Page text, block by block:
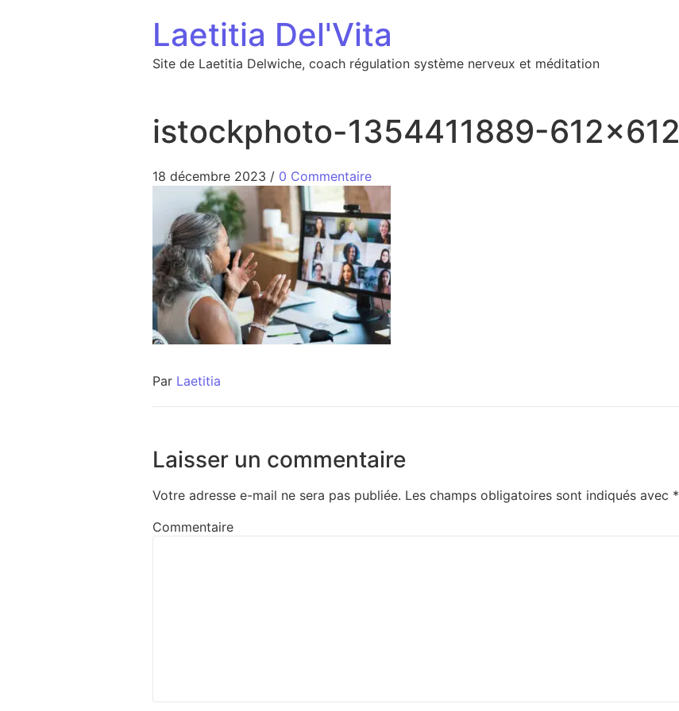
Laetitia Del'Vita
Site de Laetitia Delwiche, coach régulation système nerveux et méditation
istockphoto-1354411889-612×612
18 décembre 2023 / 0 Commentaire
Par Laetitia
Laisser un commentaire
Votre adresse e-mail ne sera pas publiée. Les champs obligatoires sont indiqués avec *
Commentaire